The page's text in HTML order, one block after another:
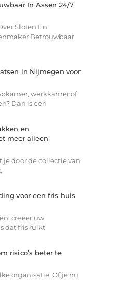
In Assen 24/7
Sloten En
Betrouwbaar
in Nijmegen voor
werkkamer of
Dan is een
en
meer alleen
door de collectie van
voor een fris huis
creëer uw
dat fris ruikt
risico’s beter te
organisatie. Of je nu